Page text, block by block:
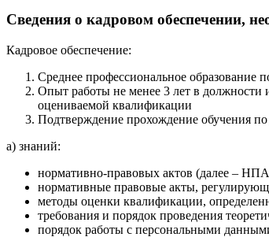
Сведения о кадровом обеспечении,
Кадровое обеспечение:
Среднее профессиональное образование
Опыт работы не менее 3 лет в должности
оцениваемой квалификации
Подтверждение прохождение обучения
а) знаний:
нормативно-правовых актов (далее –
нормативные правовые акты,
методы оценки квалификации,
требования и порядок проведения
порядок работы с персональными